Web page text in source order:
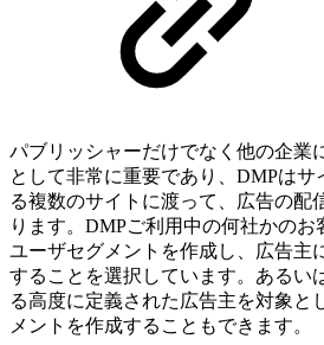
パブリッシャーだけでなく他の企業
として非常に重要であり、DMPはサ
る複数のサイトに渡って、広告の配
ります。DMPご利用中の何社かのお
ユーザセグメントを作成し、広告主
することを選択しています。あるい
る高度に定義された広告主を対象と
メントを作成することもできます。